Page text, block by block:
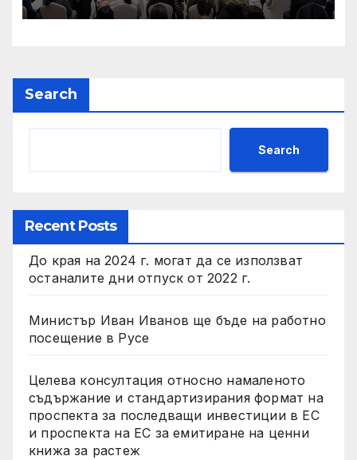
на проспекта за
емитиране на ценни книжа
за растеж
Search
Search
Recent Posts
До края на 2024 г. могат да се използват
останалите дни отпуск от 2022 г.
Министър Иван Иванов ще бъде на работно
посещение в Русе
Целева консултация относно намаленото
съдържание и стандартизирания формат на
проспекта за последващи инвестиции в ЕС
и проспекта на ЕС за емитиране на ценни
книжа за растеж